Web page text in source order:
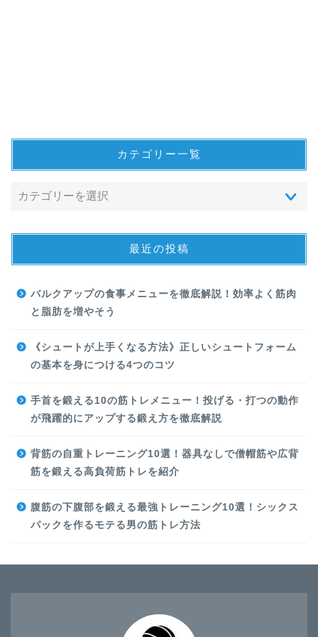
カテゴリー一覧
最近の投稿
バルクアップの食事メニューを徹底解説！効率よく筋肉
と脂肪を増やそう
《シュートが上手くなる方法》正しいシュートフォーム
の基本を身につける4つのコツ
手首を鍛える10の筋トレメニュー！投げる・打つの動作
が飛躍的にアップする鍛え方を徹底解説
背筋の自重トレーニング10選！器具なしで僧帽筋や広背
筋を鍛える高負荷筋トレを紹介
腹筋の下腹部を鍛える最強トレーニング10選！シックス
パックを作るモテる男の筋トレ方法